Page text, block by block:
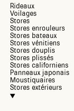
Rideaux
Voilages
Stores
Stores enrouleurs
Stores bateaux
Stores vénitiens
Stores douplis
Stores plissés
Stores californiens
Panneaux japonais
Moustiquaires
Stores extérieurs